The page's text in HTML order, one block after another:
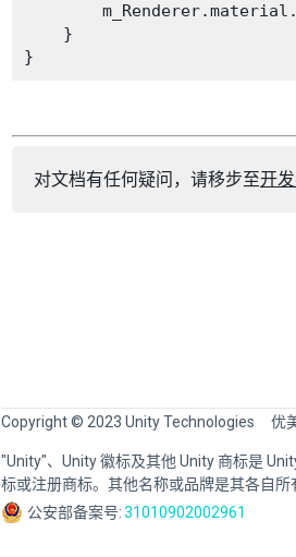
    }
对文档有任何疑问，请移步至开
Copyright © 2023 Unity Technologies 优
"Unity"、Unity 徽标及其他 Unity 商标是
标或注册商标。其他名称或品牌是其各自所
公安部备案号:31010902002961